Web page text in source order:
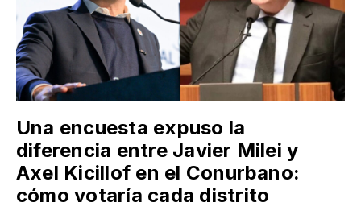
Una encuesta expuso la
diferencia entre Javier Milei y
Axel Kicillof en el Conurbano:
cómo votaría cada distrito